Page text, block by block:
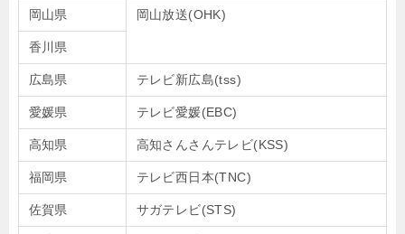
岡山県 岡山放送(OHK)
香川県
広島県 テレビ新広島(tss)
愛媛県 テレビ愛媛(EBC)
高知県 高知さんさんテレビ(KSS)
福岡県 テレビ西日本(TNC)
佐賀県 サガテレビ(STS)